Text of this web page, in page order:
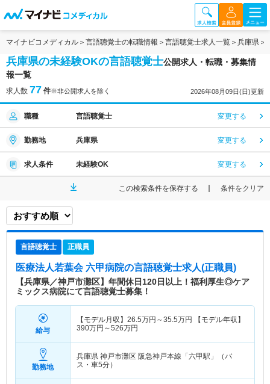
マイナビコメディカル 言語聴覚士の転職情報 言語聴覚士求人一覧 兵庫県
兵庫県の未経験OKの言語聴覚士公開求人・転職・募集情
報一覧
求人数 77 件※非公開求人を除く 2026年08月09日(日)更新
職種 言語聴覚士 変更する
勤務地 兵庫県 変更する
求人条件 未経験OK 変更する
この検索条件を保存する 条件をクリア
言語聴覚士 正職員
医療法人若葉会 六甲病院の言語聴覚士求人(正職員)
【兵庫県／神戸市灘区】年間休日120日以上！福利厚生◎ケア
ミックス病院にて言語聴覚士募集！
給与
【モデル月収】 26.5万円～35.5万円
【モデル年収】
390万円～526万円
勤務地
兵庫県 神戸市灘区 阪急神戸本線「六甲駅」（バ
ス・車5分）